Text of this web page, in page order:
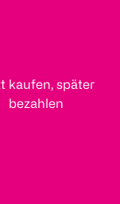
kaufen, später
bezahlen